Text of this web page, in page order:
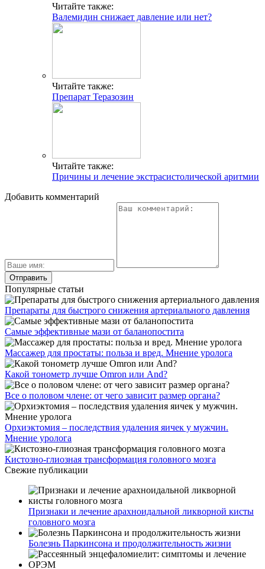
Читайте также:
Валемидин снижает давление или нет?
Читайте также:
Препарат Теразозин
Читайте также:
Причины и лечение экстрасистолической аритмии
Добавить комментарий
Популярные статьи
Препараты для быстрого снижения артериального давления
Самые эффективные мази от баланопостита
Массажер для простаты: польза и вред. Мнение уролога
Какой тонометр лучше Omron или And?
Все о половом члене: от чего зависит размер органа?
Орхиэктомия – последствия удаления яичек у мужчин.
Мнение уролога
Кистозно-глиозная трансформация головного мозга
Свежие публикации
Признаки и лечение арахноидальной ликворной кисты
головного мозга
Болезнь Паркинсона и продолжительность жизни